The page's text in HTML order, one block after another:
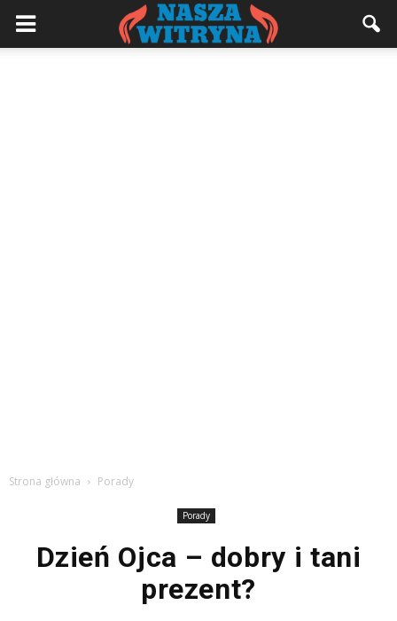
Strona główna Porady
Porady
Dzień Ojca – dobry i tani
prezent?